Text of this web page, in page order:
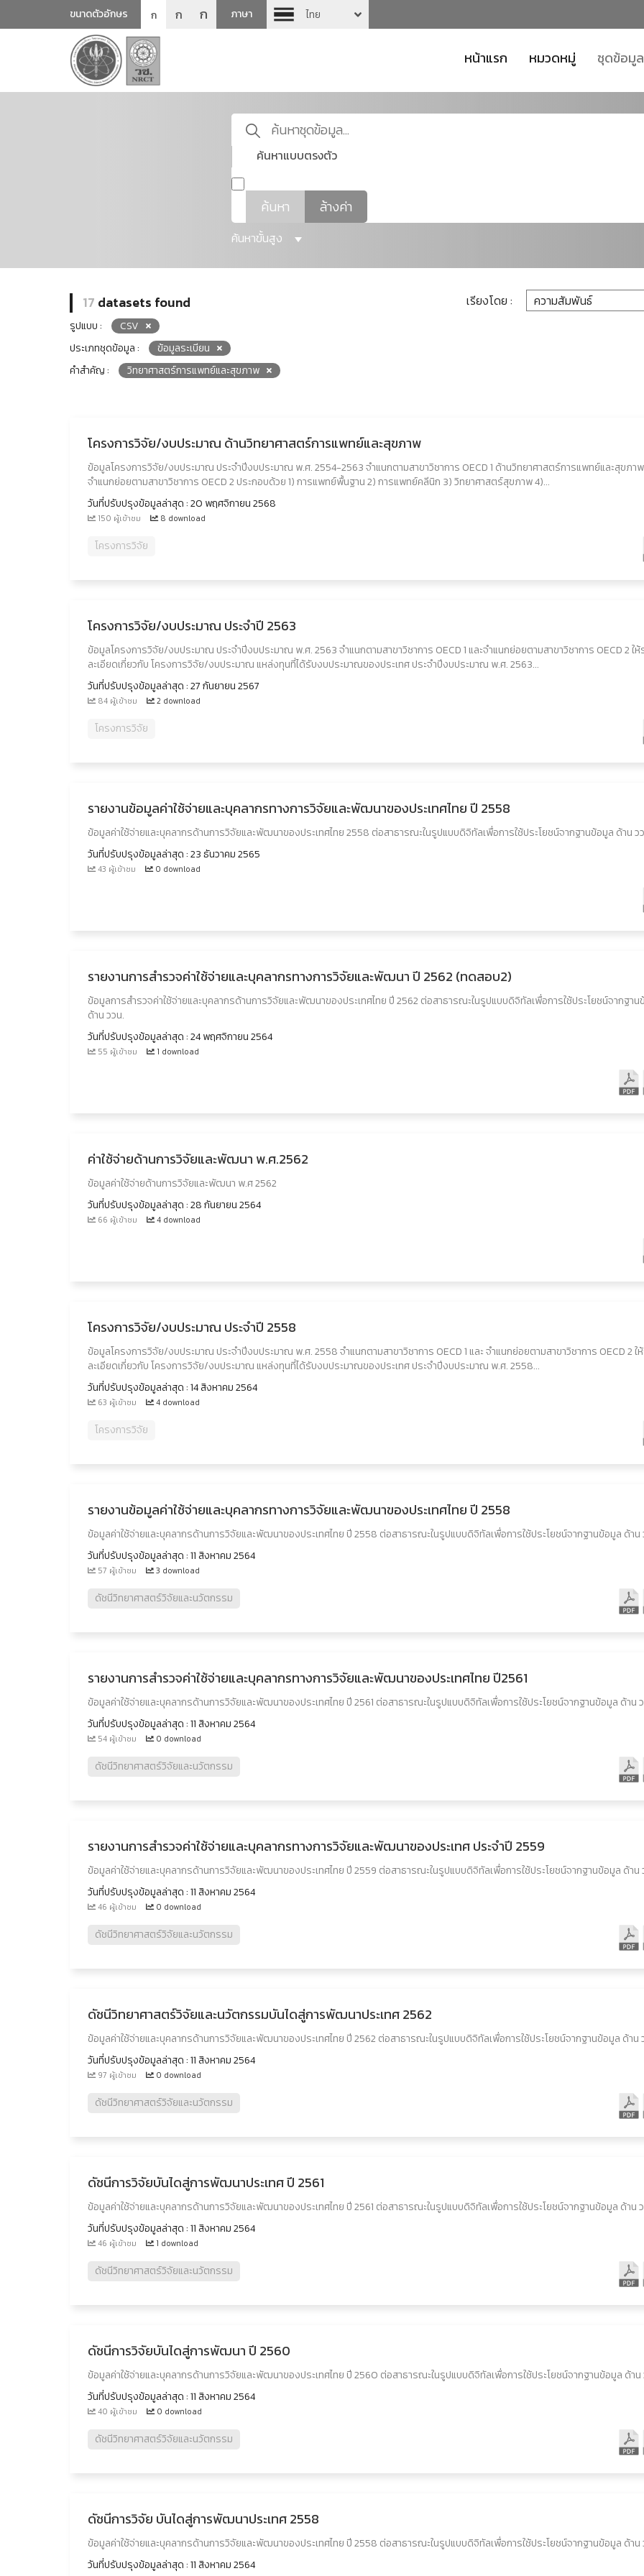
ขนาดตัวอักษร ก ก ก ภาษา ไทย
หน้าแรก หมวดหมู่ ชุดข้อมูล
ค้นหาแบบตรงตัว
ค้นหา ล้างค่า
ค้นหาขั้นสูง
17 datasets found
รูปแบบ :
CSV
ประเภทชุดข้อมูล :
ข้อมูลระเบียน
คำสำคัญ :
วิทยาศาสตร์การแพทย์และสุขภาพ
เรียงโดย :
โครงการวิจัย/งบประมาณ ด้านวิทยาศาสตร์การแพทย์และสุขภาพ
ข้อมูลโครงการวิจัย/งบประมาณ ประจำปีงบประมาณ พ.ศ. 2554-2563 จำแนกตามสาขาวิชาการ OECD 1 ด้านวิทยาศาสตร์การแพทย์และสุขภา
จำแนกย่อยตามสาขาวิชาการ OECD 2 ประกอบด้วย 1) การแพทย์พื้นฐาน 2) การแพทย์คลีนิก 3) วิทยาศาสตร์สุขภาพ 4)...
วันที่ปรับปรุงข้อมูลล่าสุด : 20 พฤศจิกายน 2568
150 ผู้เข้าชม 8 download
โครงการวิจัย
โครงการวิจัย/งบประมาณ ประจำปี 2563
ข้อมูลโครงการวิจัย/งบประมาณ ประจำปีงบประมาณ พ.ศ. 2563 จำแนกตามสาขาวิชาการ OECD 1 และจำแนกย่อยตามสาขาวิชาการ OECD 2 ให้
ละเอียดเกี่ยวกับ โครงการวิจัย/งบประมาณ แหล่งทุนที่ได้รับงบประมาณของประเทศ ประจำปีงบประมาณ พ.ศ. 2563...
วันที่ปรับปรุงข้อมูลล่าสุด : 27 กันยายน 2567
84 ผู้เข้าชม 2 download
โครงการวิจัย
รายงานข้อมูลค่าใช้จ่ายและบุคลากรทางการวิจัยและพัฒนาของประเทศไทย ปี 2558
ข้อมูลค่าใช้จ่ายและบุคลากรด้านการวิจัยและพัฒนาของประเทศไทย 2558 ต่อสาธารณะในรูปแบบดิจิทัลเพื่อการใช้ประโยชน์จากฐานข้อมูล ด้าน ว
วันที่ปรับปรุงข้อมูลล่าสุด : 23 ธันวาคม 2565
43 ผู้เข้าชม 0 download
รายงานการสำรวจค่าใช้จ่ายและบุคลากรทางการวิจัยและพัฒนา ปี 2562 (ทดสอบ2)
ข้อมูลการสำรวจค่าใช้จ่ายและบุคลากรด้านการวิจัยและพัฒนาของประเทศไทย ปี 2562 ต่อสาธารณะในรูปแบบดิจิทัลเพื่อการใช้ประโยชน์จากฐาน
ด้าน ววน.
วันที่ปรับปรุงข้อมูลล่าสุด : 24 พฤศจิกายน 2564
55 ผู้เข้าชม 1 download
ค่าใช้จ่ายด้านการวิจัยและพัฒนา พ.ศ.2562
ข้อมูลค่าใช้จ่ายด้านการวิจัยและพัฒนา พ.ศ 2562
วันที่ปรับปรุงข้อมูลล่าสุด : 28 กันยายน 2564
66 ผู้เข้าชม 4 download
โครงการวิจัย/งบประมาณ ประจำปี 2558
ข้อมูลโครงการวิจัย/งบประมาณ ประจำปีงบประมาณ พ.ศ. 2558 จำแนกตามสาขาวิชาการ OECD 1 และ จำแนกย่อยตามสาขาวิชาการ OECD 2 ใ
ละเอียดเกี่ยวกับ โครงการวิจัย/งบประมาณ แหล่งทุนที่ได้รับงบประมาณของประเทศ ประจำปีงบประมาณ พ.ศ. 2558...
วันที่ปรับปรุงข้อมูลล่าสุด : 14 สิงหาคม 2564
63 ผู้เข้าชม 4 download
โครงการวิจัย
รายงานข้อมูลค่าใช้จ่ายและบุคลากรทางการวิจัยและพัฒนาของประเทศไทย ปี 2558
ข้อมูลค่าใช้จ่ายและบุคลากรด้านการวิจัยและพัฒนาของประเทศไทย ปี 2558 ต่อสาธารณะในรูปแบบดิจิทัลเพื่อการใช้ประโยชน์จากฐานข้อมูล ด้าน
วันที่ปรับปรุงข้อมูลล่าสุด : 11 สิงหาคม 2564
57 ผู้เข้าชม 3 download
ดัชนีวิทยาศาสตร์วิจัยและนวัตกรรม
รายงานการสำรวจค่าใช้จ่ายและบุคลากรทางการวิจัยและพัฒนาของประเทศไทย ปี2561
ข้อมูลค่าใช้จ่ายและบุคลากรด้านการวิจัยและพัฒนาของประเทศไทย ปี 2561 ต่อสาธารณะในรูปแบบดิจิทัลเพื่อการใช้ประโยชน์จากฐานข้อมูล ด้าน
วันที่ปรับปรุงข้อมูลล่าสุด : 11 สิงหาคม 2564
54 ผู้เข้าชม 0 download
ดัชนีวิทยาศาสตร์วิจัยและนวัตกรรม
รายงานการสำรวจค่าใช้จ่ายและบุคลากรทางการวิจัยและพัฒนาของประเทศ ประจำปี 2559
ข้อมูลค่าใช้จ่ายและบุคลากรด้านการวิจัยและพัฒนาของประเทศไทย ปี 2559 ต่อสาธารณะในรูปแบบดิจิทัลเพื่อการใช้ประโยชน์จากฐานข้อมูล ด้าน
วันที่ปรับปรุงข้อมูลล่าสุด : 11 สิงหาคม 2564
46 ผู้เข้าชม 0 download
ดัชนีวิทยาศาสตร์วิจัยและนวัตกรรม
ดัชนีวิทยาศาสตร์วิจัยและนวัตกรรมบันไดสู่การพัฒนาประเทศ 2562
ข้อมูลค่าใช้จ่ายและบุคลากรด้านการวิจัยและพัฒนาของประเทศไทย ปี 2562 ต่อสาธารณะในรูปแบบดิจิทัลเพื่อการใช้ประโยชน์จากฐานข้อมูล ด้าน
วันที่ปรับปรุงข้อมูลล่าสุด : 11 สิงหาคม 2564
97 ผู้เข้าชม 0 download
ดัชนีวิทยาศาสตร์วิจัยและนวัตกรรม
ดัชนีการวิจัยบันไดสู่การพัฒนาประเทศ ปี 2561
ข้อมูลค่าใช้จ่ายและบุคลากรด้านการวิจัยและพัฒนาของประเทศไทย ปี 2561 ต่อสาธารณะในรูปแบบดิจิทัลเพื่อการใช้ประโยชน์จากฐานข้อมูล ด้าน
วันที่ปรับปรุงข้อมูลล่าสุด : 11 สิงหาคม 2564
46 ผู้เข้าชม 1 download
ดัชนีวิทยาศาสตร์วิจัยและนวัตกรรม
ดัชนีการวิจัยบันไดสู่การพัฒนา ปี 2560
ข้อมูลค่าใช้จ่ายและบุคลากรด้านการวิจัยและพัฒนาของประเทศไทย ปี 2560 ต่อสาธารณะในรูปแบบดิจิทัลเพื่อการใช้ประโยชน์จากฐานข้อมูล ด้าน
วันที่ปรับปรุงข้อมูลล่าสุด : 11 สิงหาคม 2564
40 ผู้เข้าชม 0 download
ดัชนีวิทยาศาสตร์วิจัยและนวัตกรรม
ดัชนีการวิจัย บันไดสู่การพัฒนาประเทศ 2558
ข้อมูลค่าใช้จ่ายและบุคลากรด้านการวิจัยและพัฒนาของประเทศไทย ปี 2558 ต่อสาธารณะในรูปแบบดิจิทัลเพื่อการใช้ประโยชน์จากฐานข้อมูล ด้าน
วันที่ปรับปรุงข้อมูลล่าสุด : 11 สิงหาคม 2564